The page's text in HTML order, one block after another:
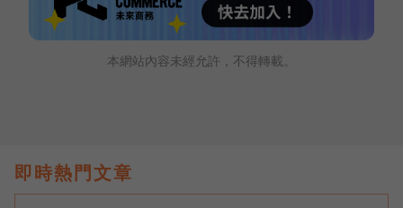
本網站內容未經允許，不得轉載。
即時熱門文章